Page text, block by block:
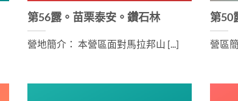
第56露。苗栗泰安。鑽石林
營地簡介： 本營區面對馬拉邦山 [...]
第50
營區